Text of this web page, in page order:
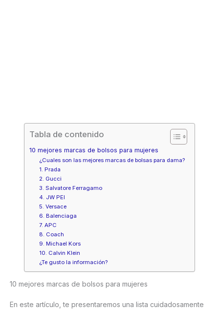
Tabla de contenido
10 mejores marcas de bolsos para mujeres
¿Cuales son las mejores marcas de bolsas para dama?
1. Prada
2. Gucci
3. Salvatore Ferragamo
4. JW PEI
5. Versace
6. Balenciaga
7. APC
8. Coach
9. Michael Kors
10. Calvin Klein
¿Te gusto la información?
10 mejores marcas de bolsos para mujeres
En este artículo, te presentaremos una lista cuidadosamente